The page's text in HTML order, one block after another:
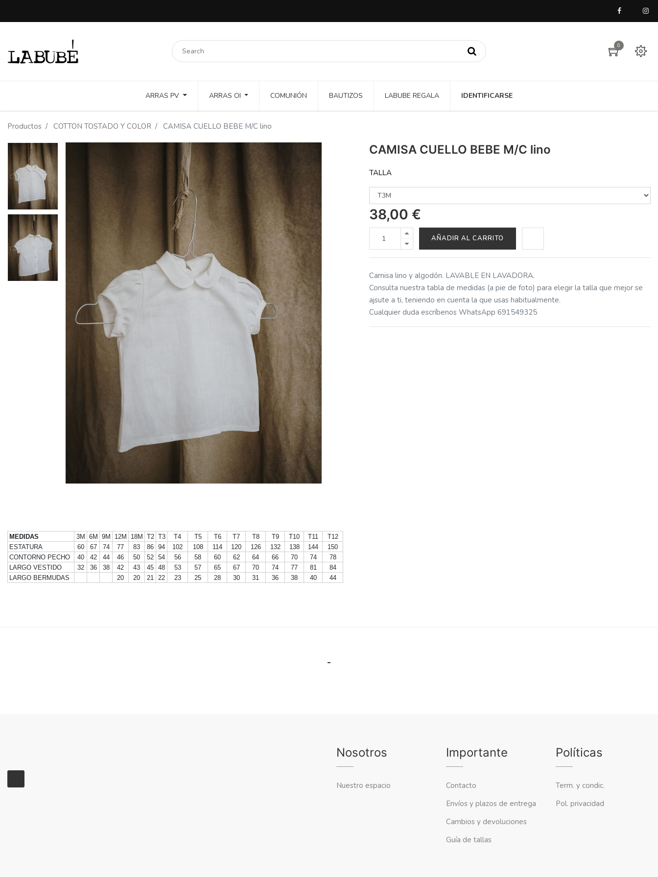
0
ARRAS PV ARRAS OI COMUNIÓN BAUTIZOS LABUBE REGALA IDENTIFICARSE
Productos COTTON TOSTADO Y COLOR CAMISA CUELLO BEBE M/C lino
CAMISA CUELLO BEBE M/C lino
TALLA
38,00 €
AÑADIR AL CARRITO
Camisa lino y algodón. LAVABLE EN LAVADORA.
Consulta nuestra tabla de medidas (a pie de foto) para elegir la talla que mejor se
ajsute a ti, teniendo en cuenta la que usas habitualmente.
Cualquier duda escríbenos WhatsApp 691549325
MEDIDAS 3M 6M 9M 12M 18M T2 T3 T4 T5 T6 T7 T8 T9 T10 T11
T12
ESTATURA
60 67 74 77 83 86 94 102 108 114 120 126 132 138 144
150
CONTORNO PECHO
40 42 44 46 50 52 54 56 58 60 62 64 66 70 74
78
LARGO VESTIDO
32 36 38 42 43 45 48 53 57 65 67 70 74 77 81
84
LARGO BERMUDAS
20 20 21 22 23 25 28 30 31 36 38 40 44
Nosotros
Nuestro espacio
Importante
Contacto
Envíos y plazos de entrega
Cambios y devoluciones
Guía de tallas
Políticas
Term. y condic.
Pol. privacidad